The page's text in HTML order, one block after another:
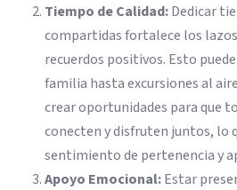
Tiempo de Calidad:Dedicar
compartidas fortalece los
recuerdos positivos. Esto
familia hasta excursiones al
crear oportunidades para que
conecten y disfruten juntos, lo
sentimiento de pertenencia y
Apoyo Emocional:Estar